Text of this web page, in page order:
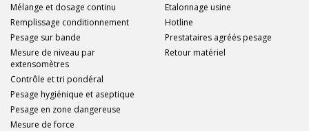
Mélange et dosage continu
Remplissage conditionnement
Pesage sur bande
Mesure de niveau par
extensomètres
Contrôle et tri pondéral
Pesage hygiénique et aseptique
Pesage en zone dangereuse
Mesure de force
Etalonnage usine
Hotline
Prestataires agréés pesage
Retour matériel